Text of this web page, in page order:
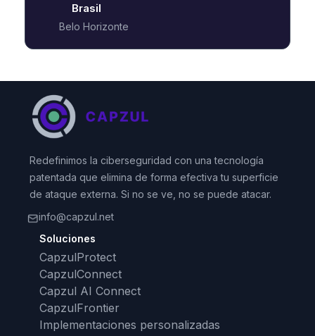
Brasil
Belo Horizonte
Redefinimos la ciberseguridad con una tecnología
patentada que elimina de forma efectiva tu superficie
de ataque externa. Si no se ve, no se puede atacar.
info@capzul.net
Soluciones
CapzulProtect
CapzulConnect
Capzul AI Connect
CapzulFrontier
Implementaciones personalizadas